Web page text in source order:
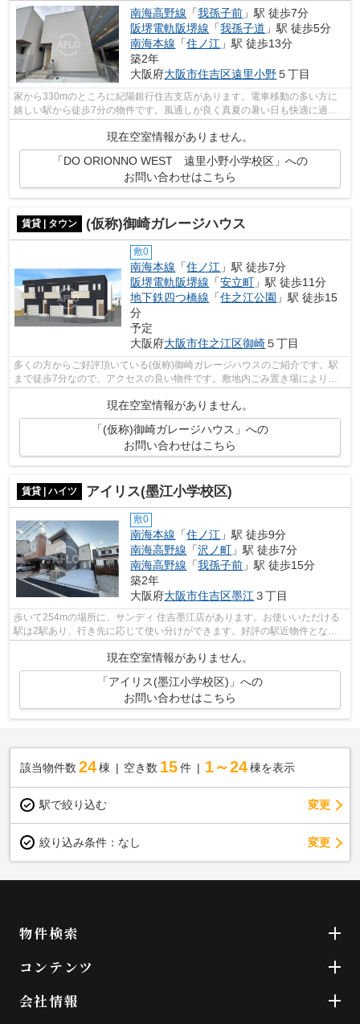
南海高野線 「我孫子前 」駅 徒歩7分
阪堺電軌阪堺線 「我孫子道 」駅 徒歩5分
南海本線 「住ノ江 」駅 徒歩13分
築2年
大阪府大阪市住吉区遠里小野５丁目
家から330mのところに紀陽銀行住吉支店があります。電車移動の多い方に
嬉しい駅から徒歩7分の物件です。風通しが良く真夏の暑い日も快適に過ご
現在空室情報がありません。
「DO ORIONNO WEST 遠里小野小学校区」への
お問い合わせはこちら
賃貸 | タウン (仮称)御崎ガレージハウス
敷0
南海本線 「住ノ江 」駅 徒歩7分
阪堺電軌阪堺線 「安立町 」駅 徒歩11分
地下鉄四つ橋線 「住之江公園 」駅 徒歩15
分
予定
大阪府大阪市住之江区御崎５丁目
多くの方からご好評頂いている(仮称)御崎ガレージハウスのご紹介です。駅
まで徒歩7分なので、アクセスの良い物件です。敷地内ごみ置き場により、
敷地外のごみ置き場に行く手間が省けま...
現在空室情報がありません。
「(仮称)御崎ガレージハウス」への
お問い合わせはこちら
賃貸 | ハイツ アイリス(墨江小学校区)
敷0
南海本線 「住ノ江 」駅 徒歩9分
南海高野線 「沢ノ町 」駅 徒歩7分
南海高野線 「我孫子前 」駅 徒歩15分
築2年
大阪府大阪市住吉区墨江３丁目
歩いて254mの場所に、サンディ 住吉墨江店があります。お使いいただける
駅は2駅あり、行き先に応じて使い分けができます。好評の駅近物件となっ
現在空室情報がありません。
「アイリス(墨江小学校区)」への
お問い合わせはこちら
該当物件数 24棟 空き数 15 件 1～24 棟を表示
駅で絞り込む 変更
絞り込み条件： なし 変更
物件検索
コンテンツ
会社情報